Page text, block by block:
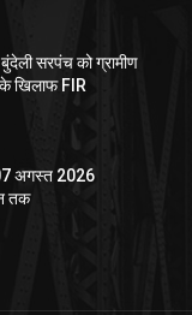
सरपंच को ग्रामीण
के खिलाफ FIR
अगस्त 2026
तक